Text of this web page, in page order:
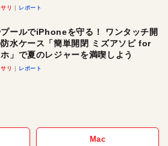
おしゃれに充電したい人にオスス
リ レポート
ールでiPhoneを守る！ ワンタッチ開
防水ケース「簡単開閉 ミズアソビ for
」で夏のレジャーを満喫しよう
リ レポート
Mac